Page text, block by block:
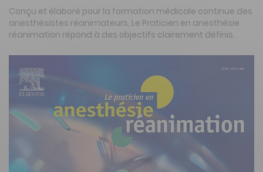
Conçu et élaboré pour la formation médicale continue des
anesthésistes réanimateurs, Le Praticien en anesthésie
réanimation répond à des objectifs clairement définis.